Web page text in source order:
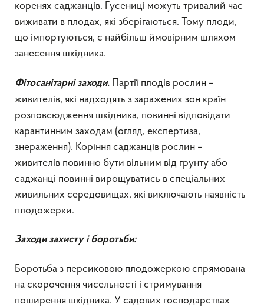
коренях саджанців. Гусениці можуть тривалий час
виживати в плодах, які зберігаються. Тому плоди,
що імпортуються, є найбільш ймовірним шляхом
занесення шкідника.
Фітосанітарні заходи. Партії плодів рослин –
живителів, які надходять з заражених зон країн
розповсюдження шкідника, повинні відповідати
карантинним заходам (огляд, експертиза,
знераження). Коріння саджанців рослин –
живителів повинно бути вільним від грунту або
саджанці повинні вирощуватись в спеціальних
живильних середовищах, які виключають наявність
плодожерки.
Заходи захисту і боротьби:
Боротьба з персиковою плодожеркою спрямована
на скорочення чисельності і стримування
поширення шкідника. У садових господарствах